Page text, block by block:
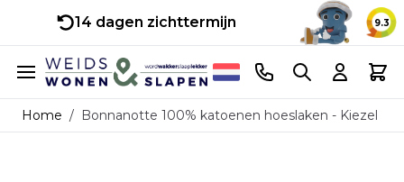
14 dagen zichttermijn 9.3
Ga naar de inhoud
Telefoonnummer
Search Cart
Home / Bonnanotte 100% katoenen hoeslaken - Kiezel